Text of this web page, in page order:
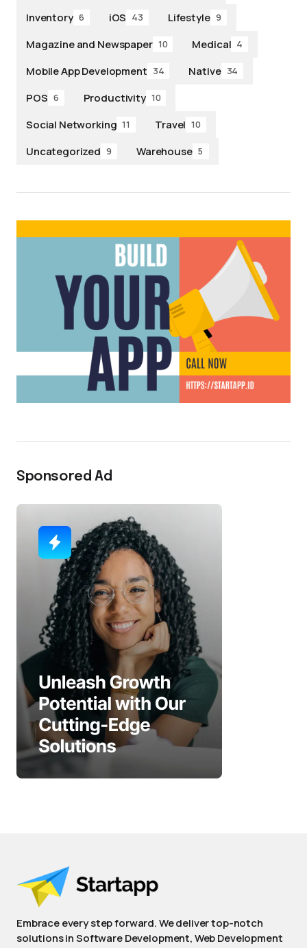
Inventory 6 iOS 43 Lifestyle 9
Magazine and Newspaper 10 Medical 4
Mobile App Development 34 Native 34
POS 6 Productivity 10
Social Networking 11 Travel 10
Uncategorized 9 Warehouse 5
Sponsored Ad
Embrace every step forward. We deliver top-notch
solutions in Software Development, Web Development